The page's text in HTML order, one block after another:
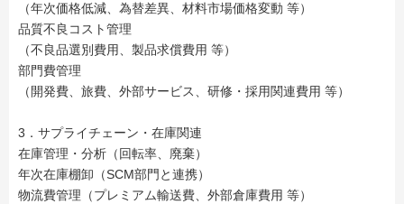
（年次価格低減、為替差異、材料市場価格変動 等）
品質不良コスト管理
（不良品選別費用、製品求償費用 等）
部門費管理
（開発費、旅費、外部サービス、研修・採用関連費用 等）
3．サプライチェーン・在庫関連
在庫管理・分析（回転率、廃棄）
年次在庫棚卸（SCM部門と連携）
物流費管理（プレミアム輸送費、外部倉庫費用 等）